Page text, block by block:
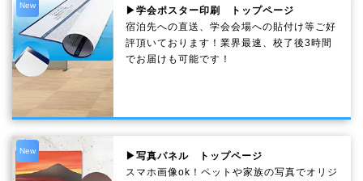
New
▶学会ポスター印刷 トップページ
宿泊先への直送、学会会場への貼付け等ご好
評頂いております！業界最速、校了後3時間
でお届けも可能です！
New
▶写真パネル トップページ
スマホ画像ok！ペットや家族の写真でオリジ